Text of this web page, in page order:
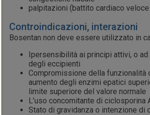
palpitazioni (battito cardiaco
Controindicazioni, interazioni
Bosentan non deve essere utilizzato in
Ipersensibilità ai principi attivi, o ad
degli eccipienti
Compromissione della funzionalità
aumento degli enzimi epatici
limite superiore del valore normale
L’uso concomitante di ciclosporina
Stato di gravidanza o intenzione di